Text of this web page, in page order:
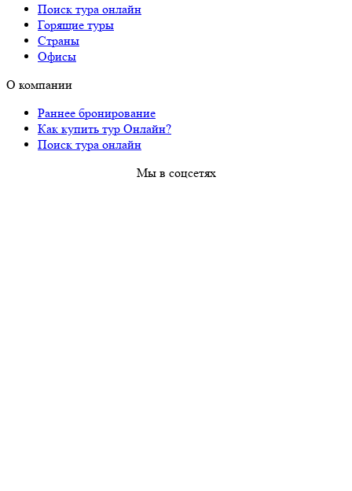
Поиск тура онлайн
Горящие туры
Страны
Офисы
О компании
Раннее бронирование
Как купить тур Онлайн?
Поиск тура онлайн
Мы в соцсетях